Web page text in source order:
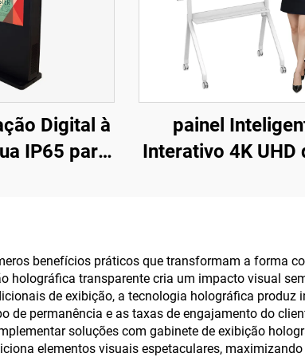
Digital à
IP65 para
painel
Interativo 4K UHD
Toque,
Comercial com
Duplo Android/
benefícios práticos que transformam a forma
holográfica transparente cria um impacto visual
de exibição, a tecnologia holográfica
permanência e as taxas de engajamento do
soluções com gabinete de exibição
elementos visuais espetaculares,